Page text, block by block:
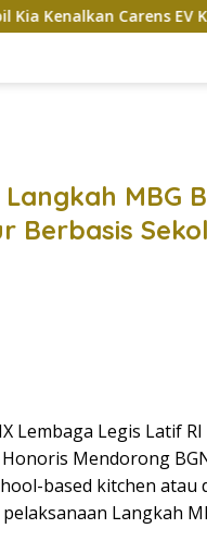
Carens EV Ke
MBG
Berbasis
Lembaga Legis Latif
Mendorong
based kitchen atau
Langkah